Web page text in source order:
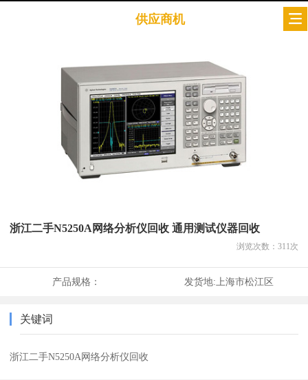
供应商机
浙江二手N5250A网络分析仪回收 通用测试仪器回收
浏览次数： 311 次
产品规格： 发货地:上海市松江区
关键词
浙江二手N5250A网络分析仪回收